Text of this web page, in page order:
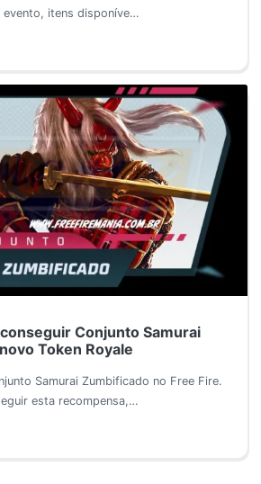
itens disponíve…
Conjunto Samurai
Token Royale
Samurai Zumbificado no Free Fire.
esta recompensa,…